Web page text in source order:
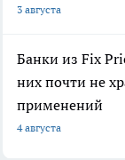
3 августа
Банки из Fix
них почти не
применений
4 августа